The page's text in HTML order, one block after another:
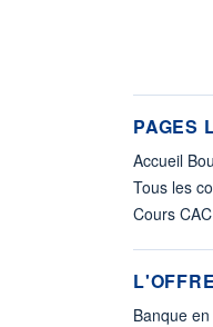
PAGES
Accueil
Tous les
Cours
Banque